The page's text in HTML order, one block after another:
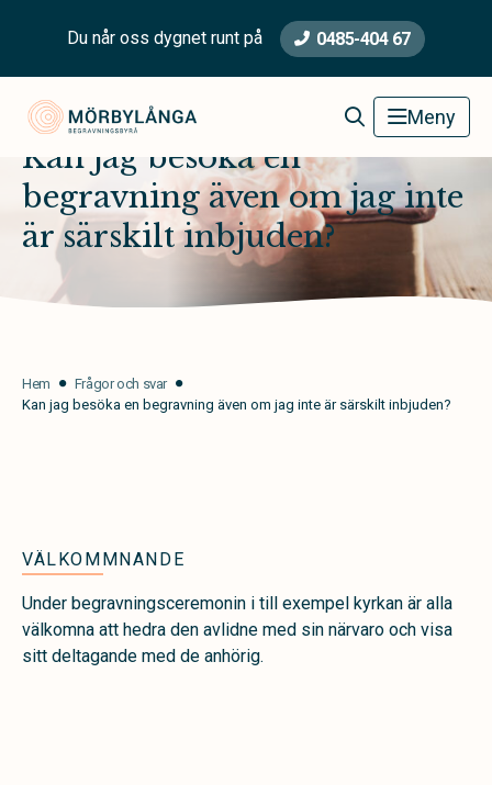
Du når oss dygnet runt på 0485-404 67
Mörbylånga BegravningsbyråMeny
Kan jag besöka en
begravning även om jag inte
är särskilt inbjuden?
Hem
Frågor och svar
Kan jag besöka en begravning även om jag inte är särskilt inbjuden?
VÄLKOMMNANDE
Under begravningsceremonin i till exempel kyrkan är alla
välkomna att hedra den avlidne med sin närvaro och visa
sitt deltagande med de anhörig.